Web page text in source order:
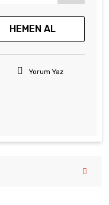
HEMEN AL
Yorum Yaz